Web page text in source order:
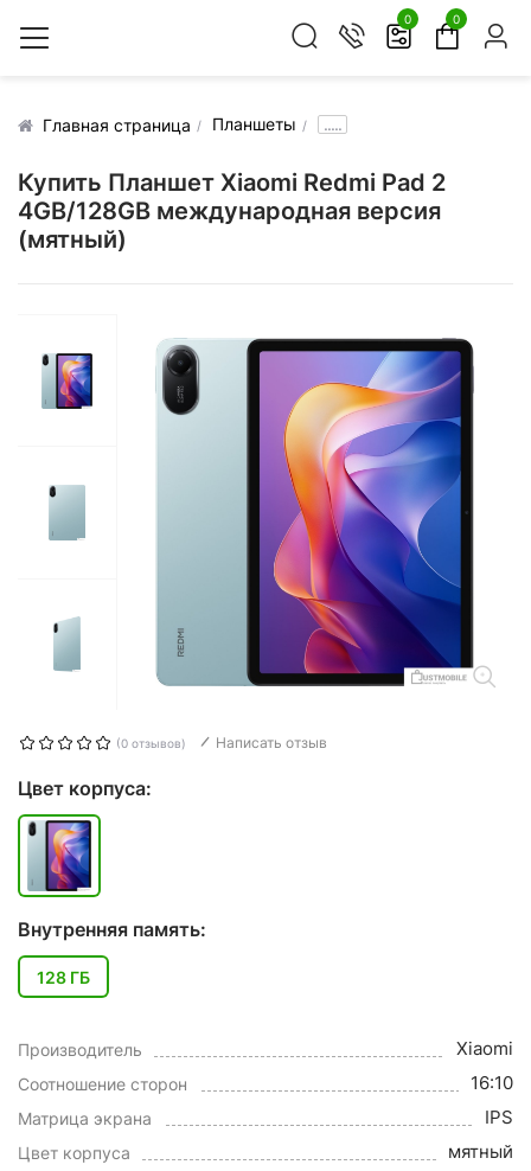
0 0
Главная страница Планшеты .....
Купить Планшет Xiaomi Redmi Pad 2
4GB/128GB международная версия
(мятный)
(0 отзывов) Написать отзыв
Цвет корпуса:
Внутренняя память:
128 ГБ
Производитель Xiaomi
Соотношение сторон 16:10
Матрица экрана IPS
Цвет корпуса мятный